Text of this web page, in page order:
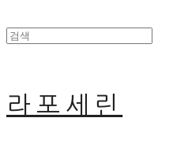
라포세린